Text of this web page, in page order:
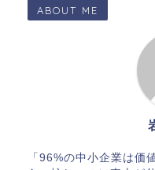
ABOUT ME
「96%の中小企業は価